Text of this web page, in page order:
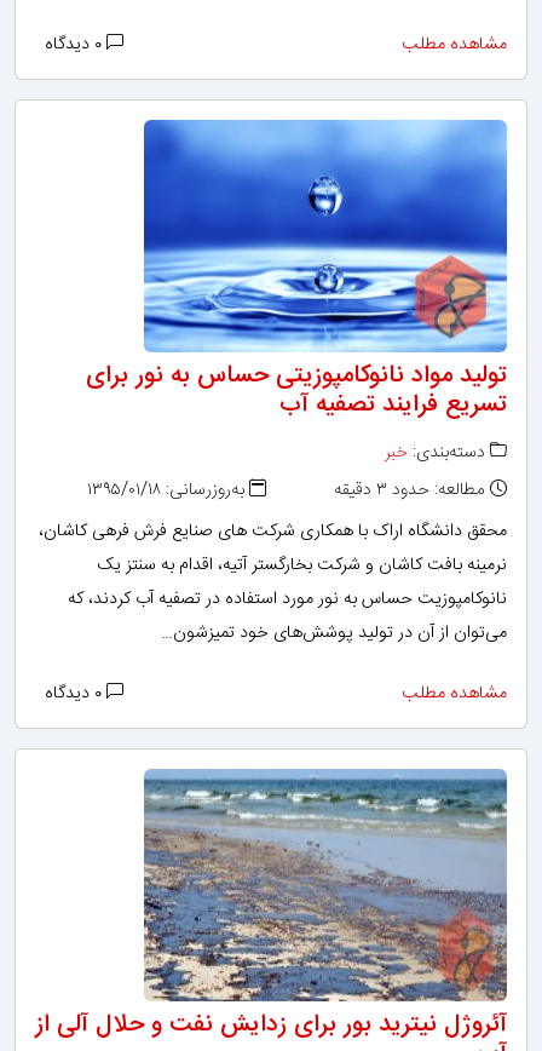
مشاهده مطلب
تولید مواد نانوکامپوزیتی حساس به نور برای
تسریع فرایند تصفیه‌ آب
دسته‌بندی: خبر
مطالعه: حدود ۳ دقیقه
به‌روزرسانی: ۱۳۹۵/۰۱/۱۸
محقق دانشگاه اراک با همکاری شرکت های صنایع فرش فرهی کاشان،
نرمینه بافت کاشان و شرکت بخارگستر آتیه، اقدام به سنتز یک
نانوکامپوزیت حساس به نور مورد استفاده در تصفیه‌ آب کردند، که
می‌توان از آن در تولید پوشش‌های خود تمیزشون…
مشاهده مطلب
آئروژل نیترید بور برای زدایش نفت و حلال آلی از